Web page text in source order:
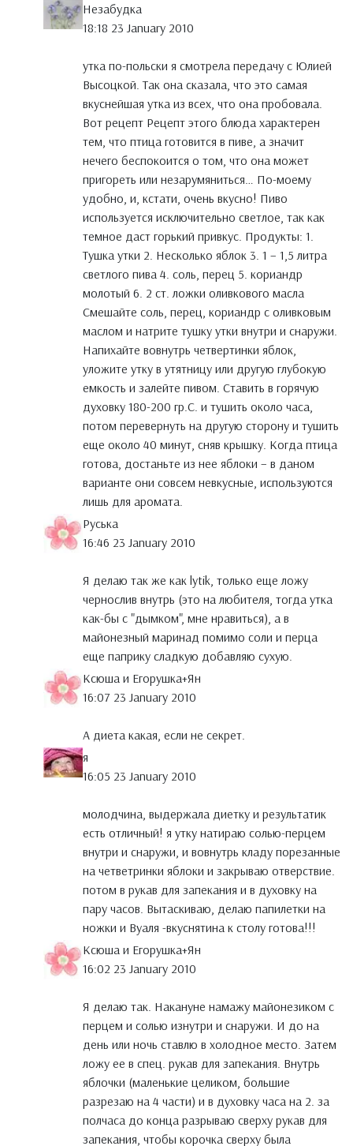
Незабудка
18:18 23 January 2010
утка по-польски я смотрела передачу с Юлией
Высоцкой. Так она сказала, что это самая
вкуснейшая утка из всех, что она пробовала.
Вот рецепт Рецепт этого блюда характерен
тем, что птица готовится в пиве, а значит
нечего беспокоится о том, что она может
пригореть или незарумяниться… По-моему
удобно, и, кстати, очень вкусно! Пиво
используется исключительно светлое, так как
темное даст горький привкус. Продукты: 1.
Тушка утки 2. Несколько яблок 3. 1 – 1,5 литра
светлого пива 4. соль, перец 5. кориандр
молотый 6. 2 ст. ложки оливкового масла
Смешайте соль, перец, кориандр с оливковым
маслом и натрите тушку утки внутри и снаружи.
Напихайте вовнутрь четвертинки яблок,
уложите утку в утятницу или другую глубокую
емкость и залейте пивом. Ставить в горячую
духовку 180-200 гр.С. и тушить около часа,
потом перевернуть на другую сторону и тушить
еще около 40 минут, сняв крышку. Когда птица
готова, достаньте из нее яблоки – в даном
варианте они совсем невкусные, используются
лишь для аромата.
Руська
16:46 23 January 2010
Я делаю так же как lytik, только еще ложу
чернослив внутрь (это на любителя, тогда утка
как-бы с "дымком", мне нравиться), а в
майонезный маринад помимо соли и перца
еще паприку сладкую добавляю сухую.
Ксюша и Егорушка+Ян
16:07 23 January 2010
А диета какая, если не секрет.
я
16:05 23 January 2010
молодчина, выдержала диетку и результатик
есть отличный! я утку натираю солью-перцем
внутри и снаружи, и вовнутрь кладу порезанные
на четветринки яблоки и закрываю отверствие.
потом в рукав для запекания и в духовку на
пару часов. Вытаскиваю, делаю папилетки на
ножки и Вуаля -вкуснятина к столу готова!!!
Ксюша и Егорушка+Ян
16:02 23 January 2010
Я делаю так. Накануне намажу майонезиком с
перцем и солью изнутри и снаружи. И до на
день или ночь ставлю в холодное место. Затем
ложу ее в спец. рукав для запекания. Внутрь
яблочки (маленькие целиком, большие
разрезаю на 4 части) и в духовку часа на 2. за
полчаса до конца разрываю сверху рукав для
запекания, чтобы корочка сверху была